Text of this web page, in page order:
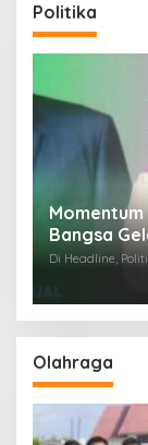
Politika
Di
Hafid
Di Headline,
Olahraga